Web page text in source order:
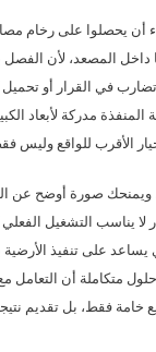
أن يحصلوا على رخام
المصعد، لأن الفصل
تضارب في القرار أو
المنفذة مدركة لأبعاد
الأقرب للواقع وليس
ويمنحك صورة أوضح عن
لا يناسب التشغيل
على تنفيذ الأرضية
خامة فقط، بل تقديم